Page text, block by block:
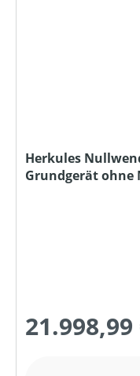
Herkules
Grundgerät ohne